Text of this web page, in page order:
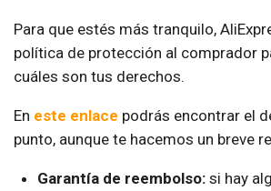
Para que estés más tranquilo,
política de protección al comprador
cuáles son tus derechos.
En este enlace podrás encontrar el
punto, aunque te hacemos un breve
Garantía de reembolso:si hay